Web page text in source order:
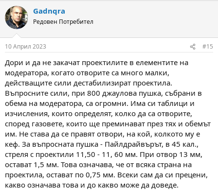
c
t
i
s
Gadnqra
Редовен Потребител
10 Април 2023 #15
Дори и да не закачат проектилите в елементите на
модератора, когато отворите са много малки,
действащите сили дестабилизират проектила.
Въпросните сили, при 800 джаулова пушка, събрани в
обема на модератора, са огромни. Има си таблици и
изчисления, които определят, колко да са отворите,
според газовете, които ще преминават през тях и обемът
им. Не става да се правят отвори, на кой, колкото му е
кеф. За въпросната пушка - Пайлдрайвърът, в 45 кал.,
стреля с проектили 11,50 - 11, 60 мм. При отвор 13 мм,
остават 1,5 мм. Това означава, че от всяка страна на
проектила, остават по 0,75 мм. Всеки сам да си прецени,
какво означава това и до какво може да доведе.